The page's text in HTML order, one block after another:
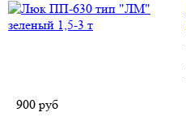
900 руб